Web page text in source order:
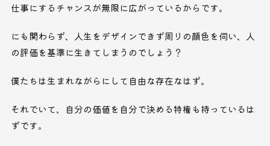
仕事にするチャンスが無限に広がっているからです。
にも関わらず、人生をデザインできず周りの顔色を伺い、人
の評価を基準に生きてしまうのでしょう？
僕たちは生まれながらにして自由な存在なはず。
それでいて、自分の価値を自分で決める特権も持っているは
ずです。